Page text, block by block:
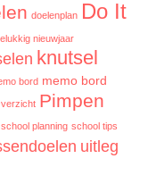
doelenplan Do It
nieuwjaar
knutsel
bord memo bord
Pimpen
school planning school tips
uitleg